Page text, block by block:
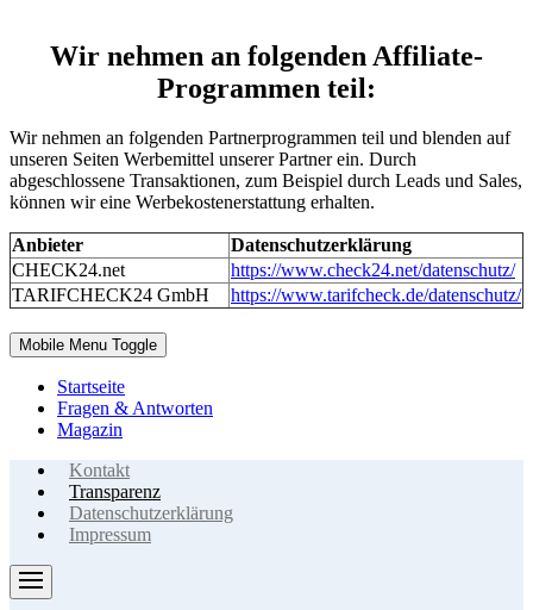
Wir nehmen an folgenden Affiliate-
Programmen teil:
Wir nehmen an folgenden Partnerprogrammen teil und blenden auf
unseren Seiten Werbemittel unserer Partner ein. Durch
abgeschlossene Transaktionen, zum Beispiel durch Leads und Sales,
können wir eine Werbekostenerstattung erhalten.
Anbieter
Datenschutzerklärung
CHECK24.net
https://www.check24.net/datenschutz/
TARIFCHECK24 GmbH
https://www.tarifcheck.de/datenschutz/
Mobile Menu Toggle
Startseite
Fragen & Antworten
Magazin
Kontakt
Transparenz
Datenschutzerklärung
Impressum